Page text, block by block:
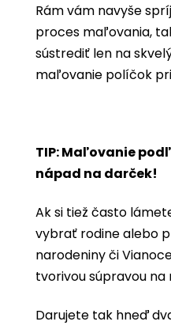
Rám vám navyše
proces maľovania,
sústrediť len na
maľovanie políčok
TIP: Maľovanie
nápad na darček!
Ak si tiež často
vybrať rodine alebo
narodeniny či
tvorivou súpravou
Darujete tak hneď